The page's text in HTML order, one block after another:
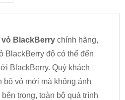
vỏ BlackBerry chính hãng,
BlackBerry độ có thể đến
BlackBerry. Quý khách
bộ vỏ mới mà không ảnh
trong, toàn bộ quá trình